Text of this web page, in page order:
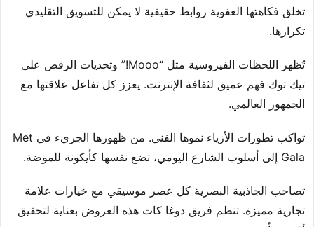
تخلق فكاهتها العفوية روابط حقيقية لا يمكن للتسويق التقليدي
تكرارها.
تُظهر اللحظات الفيروسية مثل “Mooo!” وتحديات الرقص على
تيك توك فهم عميق لثقافة الإنترنت. يعزز كل تفاعل علاقتها مع
الجمهور العالمي.
تواكب تطورات الأزياء نموها الفني. من ظهورها الجريء في Met
Gala إلى أسلوب الشارع اليومي، تضع نفسها كأيكونة للموضة.
تصاحب الجاذبية البصرية كل عصر موسيقي مع خيارات علامة
تجارية مميزة. تنظم فريق دوغا كات هذه العروض بعناية لتحقيق